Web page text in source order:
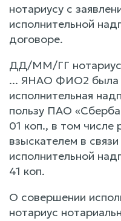
нотариусу с
исполнительной
договоре.
ДД/ММ/ГГ
... ЯНАО ФИО2 была
исполнительная
пользу ПАО
01 коп., в том
взыскателем в
исполнительной
41 коп.
О совершении
нотариус